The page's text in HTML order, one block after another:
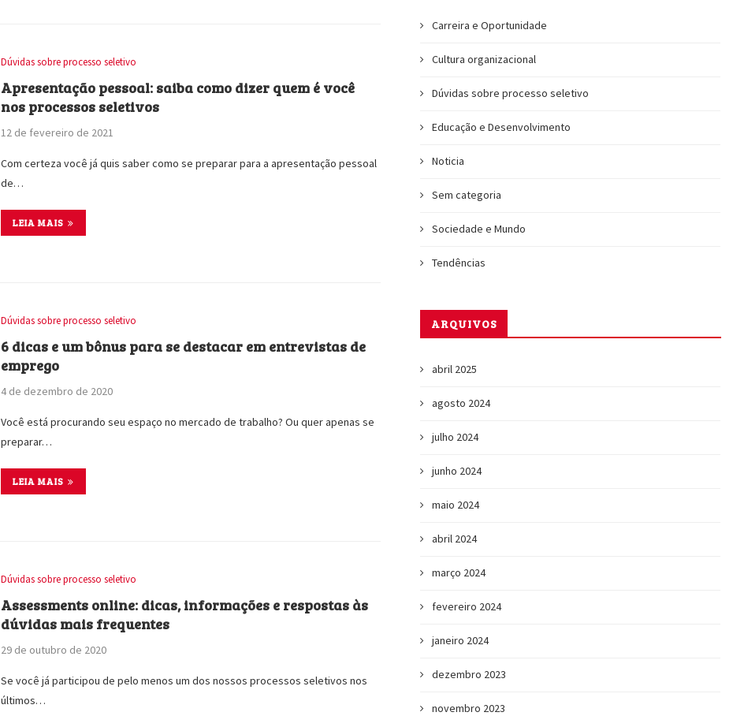
Dúvidas sobre processo seletivo
Apresentação pessoal: saiba como dizer quem é você
nos processos seletivos
12 de fevereiro de 2021
Com certeza você já quis saber como se preparar para a apresentação pessoal
de…
LEIA MAIS
Dúvidas sobre processo seletivo
6 dicas e um bônus para se destacar em entrevistas de
emprego
4 de dezembro de 2020
Você está procurando seu espaço no mercado de trabalho? Ou quer apenas se
preparar…
LEIA MAIS
Dúvidas sobre processo seletivo
Assessments online: dicas, informações e respostas às
dúvidas mais frequentes
29 de outubro de 2020
Se você já participou de pelo menos um dos nossos processos seletivos nos
últimos…
Carreira e Oportunidade
Cultura organizacional
Dúvidas sobre processo seletivo
Educação e Desenvolvimento
Noticia
Sem categoria
Sociedade e Mundo
Tendências
ARQUIVOS
abril 2025
agosto 2024
julho 2024
junho 2024
maio 2024
abril 2024
março 2024
fevereiro 2024
janeiro 2024
dezembro 2023
novembro 2023